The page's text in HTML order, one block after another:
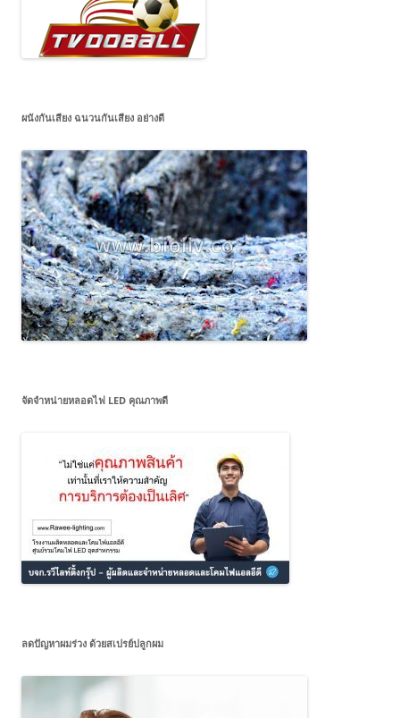
ผนังกันเสียง ฉนวนกันเสียง อย่างดี
จัดจำหน่ายหลอดไฟ LED คุณภาพดี
ลดปัญหาผมร่วง ด้วยสเปรย์ปลูกผม